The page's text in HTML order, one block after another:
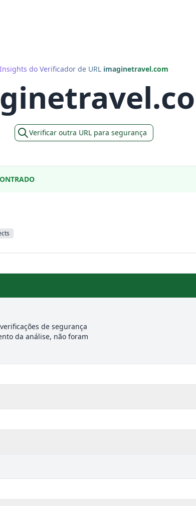
Insights do Verificador de URL imaginetravel.com
Verificar outra URL para segurança
de segurança
da análise, não foram